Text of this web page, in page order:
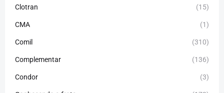
Clotran (15)
CMA (1)
Comil (310)
Complementar (136)
Condor (3)